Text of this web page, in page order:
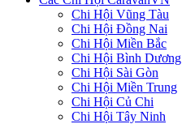
Chi Hội Vũng Tàu
Chi Hội Đồng Nai
Chi Hội Miền Bắc
Chi Hội Bình Dương
Chi Hội Sài Gòn
Chi Hội Miền Trung
Chi Hội Củ Chi
Chi Hội Tây Ninh